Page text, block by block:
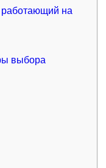
на
выбора